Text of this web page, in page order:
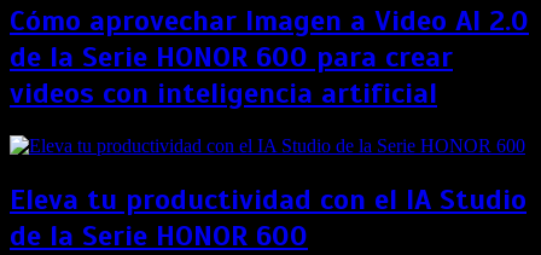
Cómo aprovechar Imagen a Video AI 2.0
de la Serie HONOR 600 para crear
videos con inteligencia artificial
Eleva tu productividad con el IA Studio
de la Serie HONOR 600